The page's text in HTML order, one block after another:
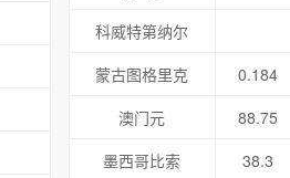
科威特第纳尔
蒙古图格里克
0.184
澳门元
88.75
墨西哥比索
38.3